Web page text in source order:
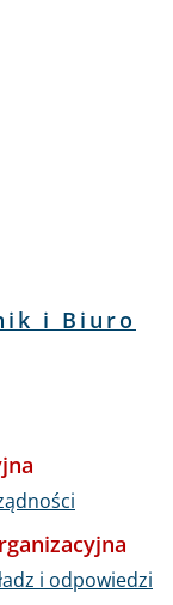
i Biuro
i odpowiedzi